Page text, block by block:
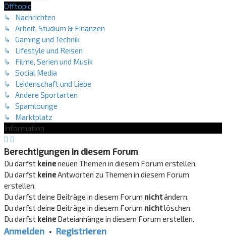
Offtopic
↳ Nachrichten
↳ Arbeit, Studium & Finanzen
↳ Gaming und Technik
↳ Lifestyle und Reisen
↳ Filme, Serien und Musik
↳ Social Media
↳ Leidenschaft und Liebe
↳ Andere Sportarten
↳ Spamlounge
↳ Marktplatz
Information
Berechtigungen in diesem Forum
Du darfst keineneuen Themen in diesem Forum erstellen.
Du darfst keineAntworten zu Themen in diesem Forum
erstellen.
Du darfst deine Beiträge in diesem Forum nichtändern.
Du darfst deine Beiträge in diesem Forum nichtlöschen.
Du darfst keine Dateianhänge in diesem Forum erstellen.
Anmelden • Registrieren